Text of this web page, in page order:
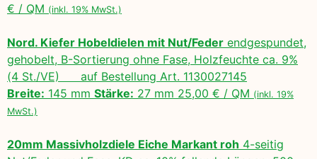
€ / QM (inkl. 19% MwSt.)
Nord. Kiefer Hobeldielen mit Nut/Feder endgespundet,
gehobelt, B-Sortierung ohne Fase, Holzfeuchte ca. 9%
(4 St./VE) auf Bestellung Art. 1130027145
Breite: 145 mm Stärke: 27 mm 25,00 € / QM (inkl. 19%
MwSt.)
20mm Massivholzdiele Eiche Markant roh 4-seitig